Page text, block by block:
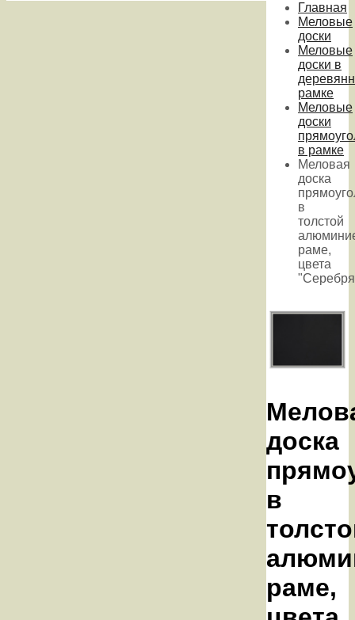
Главная
Меловые
доски
Меловые
доски в
рамке
Меловые
доски
в рамке
Меловая
доска
в
толстой
раме,
цвета
доска
в
раме,